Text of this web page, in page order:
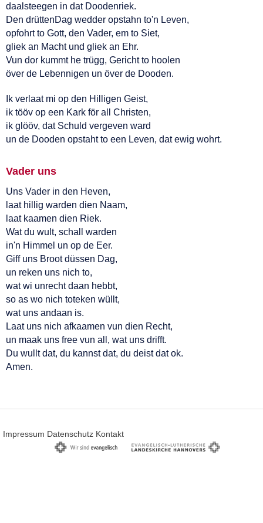
daalsteegen in dat Doodenriek.
Den drüttenDag wedder opstahn to'n Leven,
opfohrt to Gott, den Vader, em to Siet,
gliek an Macht und gliek an Ehr.
Vun dor kummt he trügg, Gericht to hoolen
över de Lebennigen un över de Dooden.
Ik verlaat mi op den Hilligen Geist,
ik tööv op een Kark för all Christen,
ik glööv, dat Schuld vergeven ward
un de Dooden opstaht to een Leven, dat ewig wohrt.
Vader uns
Uns Vader in den Heven,
laat hillig warden dien Naam,
laat kaamen dien Riek.
Wat du wult, schall warden
in'n Himmel un op de Eer.
Giff uns Broot düssen Dag,
un reken uns nich to,
wat wi unrecht daan hebbt,
so as wo nich toteken wüllt,
wat uns andaan is.
Laat uns nich afkaamen vun dien Recht,
un maak uns free vun all, wat uns drifft.
Du wullt dat, du kannst dat, du deist dat ok.
Amen.
Impressum Datenschutz Kontakt